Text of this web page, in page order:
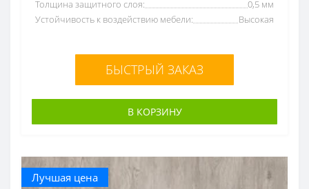
Толщина защитного слоя:
0,5 мм
Устойчивость к воздействию мебели:
Высокая
БЫСТРЫЙ ЗАКАЗ
В КОРЗИНУ
Лучшая цена